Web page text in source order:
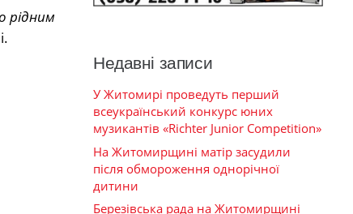
рідним
Недавні записи
У Житомирі проведуть перший
всеукраїнський конкурс юних
музикантів «Richter Junior Competition»
На Житомирщині матір засудили
після обмороження однорічної
дитини
Березівська рада на Житомирщині